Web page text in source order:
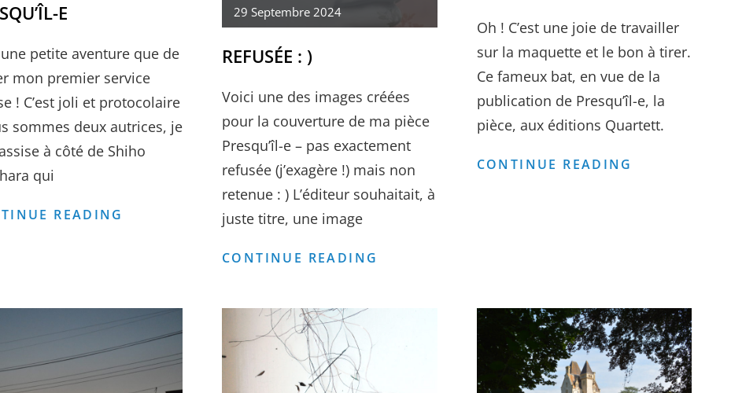
E
une petite aventure que de
mon premier service
! C’est joli et protocolaire
sommes deux autrices, je
à côté de Shiho
qui
READING
29 Septembre 2024
REFUSÉE : )
Voici une des images créées
pour la couverture de ma pièce
Presqu’îl-e – pas exactement
refusée (j’exagère !) mais non
retenue : ) L’éditeur souhaitait, à
juste titre, une image
CONTINUE READING
Oh ! C’est une joie de travailler
sur la maquette et le bon à tirer.
Ce fameux bat, en vue de la
publication de Presqu’îl-e, la
pièce, aux éditions Quartett.
CONTINUE READING